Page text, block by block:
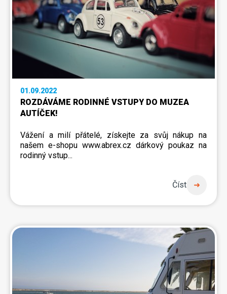
01.09.2022
ROZDÁVÁME RODINNÉ VSTUPY DO MUZEA
AUTÍČEK!
Vážení a milí přátelé, získejte za svůj nákup na
našem e-shopu www.abrex.cz dárkový poukaz na
rodinný vstup...
Číst